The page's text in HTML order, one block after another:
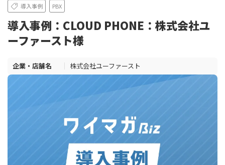
導入事例 PBX
導入事例：CLOUD PHONE：株式会社ユ
ーファースト様
企業・店舗名 株式会社ユーファースト